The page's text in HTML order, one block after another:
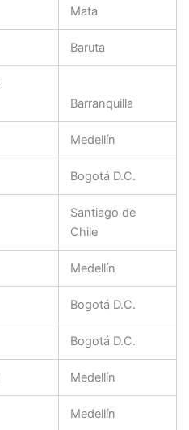
Mata
Baruta
Barranquilla
Medellín
Bogotá D.C.
Santiago de
Chile
Medellín
Bogotá D.C.
Bogotá D.C.
Medellín
Medellín